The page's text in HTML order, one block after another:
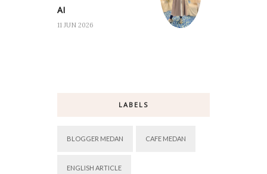
AI
11 JUN 2026
LABELS
BLOGGER MEDAN CAFE MEDAN
ENGLISH ARTICLE